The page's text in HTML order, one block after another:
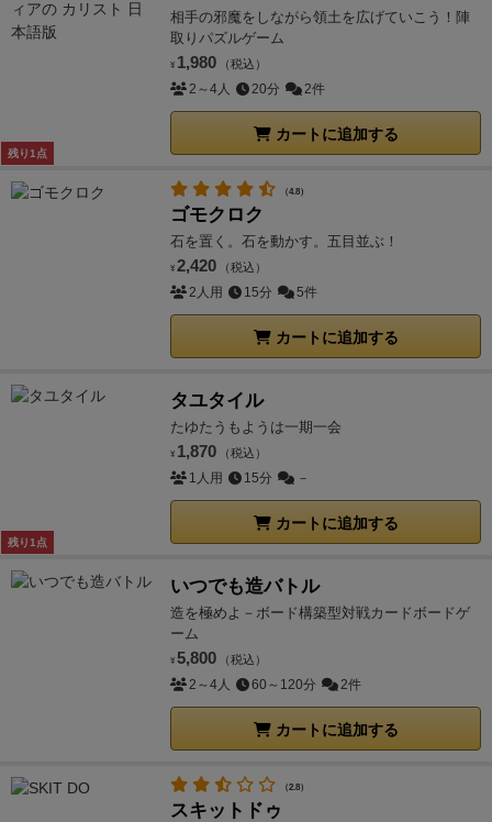
残り1点
相手の邪魔をしながら領土を広げていこう！陣
取りパズルゲーム
¥ 1,980 （税込）
2～4人 20分 2件
カートに追加する
（4.8）
ゴモクロク
石を置く。石を動かす。五目並ぶ！
¥ 2,420 （税込）
2人用 15分 5件
カートに追加する
残り1点
タユタイル
たゆたうもようは一期一会
¥ 1,870 （税込）
1人用 15分 －
カートに追加する
いつでも造バトル
造を極めよ－ボード構築型対戦カードボードゲ
ーム
¥ 5,800 （税込）
2～4人 60～120分 2件
カートに追加する
（2.8）
スキットドゥ